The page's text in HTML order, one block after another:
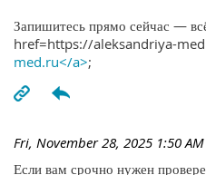
Запишитесь прямо сейчас —
href=https://aleksandriya-
med.ru</a>;
Fri, November 28, 2025 1:50 AM
Если вам срочно нужен